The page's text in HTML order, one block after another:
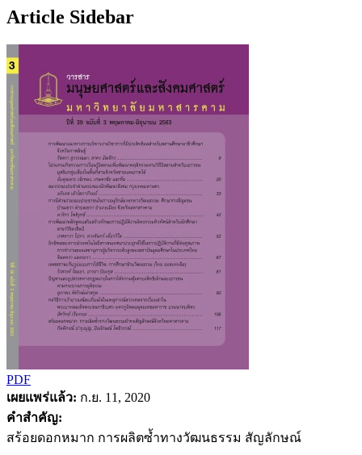
Article Sidebar
PDF
เผยแพร่แล้ว: ก.ย. 11, 2020
คำสำคัญ:
สร้อยดอกหมาก การผลิตซ้ำทางวัฒนธรรม สัญลักษณ์